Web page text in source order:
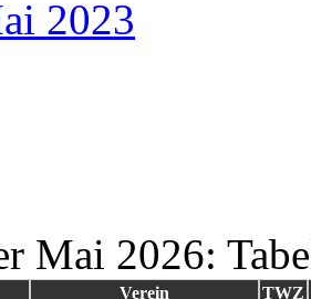
2023
Mai 2026:
Verein
TWZ